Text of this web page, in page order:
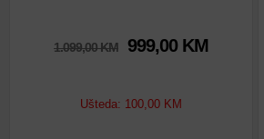
1.099,00KM 999,00 KM
Ušteda: 100,00 KM